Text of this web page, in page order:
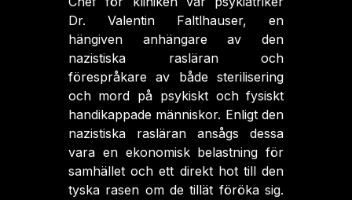
Dr. Valentin Faltlhauser, en
hängiven anhängare av den
nazistiska rasläran och
förespråkare av både sterilisering
och mord på psykiskt och fysiskt
handikappade människor. Enligt den
nazistiska rasläran ansågs dessa
vara en ekonomisk belastning för
samhället och ett direkt hot till den
tyska rasen om de tillät föröka sig.